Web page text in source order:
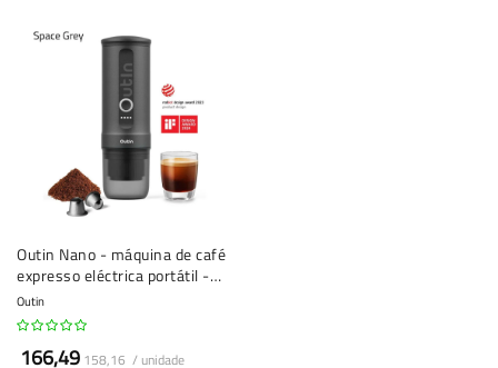
Outin Nano - máquina de café
expresso eléctrica portátil -
cápsulas e café moído
Outin
166,49 158,16 / unidade